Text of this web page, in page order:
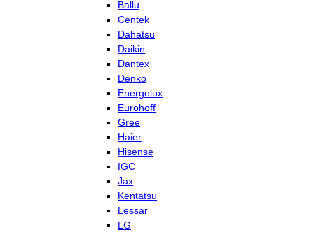
Ballu
Centek
Dahatsu
Daikin
Dantex
Denko
Energolux
Eurohoff
Gree
Haier
Hisense
IGC
Jax
Kentatsu
Lessar
LG